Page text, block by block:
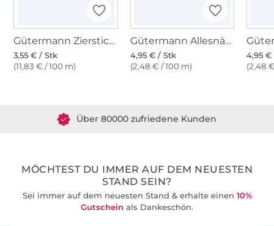
Gütermann Zierstich- und Knopflochgarn (800) weiss
3,55 € / Stk
(11,83 € / 100 m)
Gütermann Allesnäher (800) weiss
4,95 € / Stk
(2,48 € / 100 m)
4,95 €
(2,48
MÖCHTEST DU IMMER AUF DEM NEUESTEN
STAND SEIN?
Sei immer auf dem neuesten Stand & erhalte einen 10%
Gutschein als Dankeschön.